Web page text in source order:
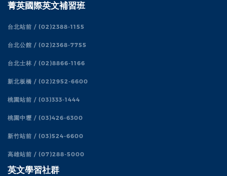
菁英國際英文補習班
台北站前 / (02)2388-1155
台北公館 / (02)2368-7755
台北士林 / (02)8866-1166
新北板橋 / (02)2952-6600
桃園站前 / (03)333-1444
桃園中壢 / (03)426-6300
新竹站前 / (03)524-6600
高雄站前 / (07)288-5000
英文學習社群